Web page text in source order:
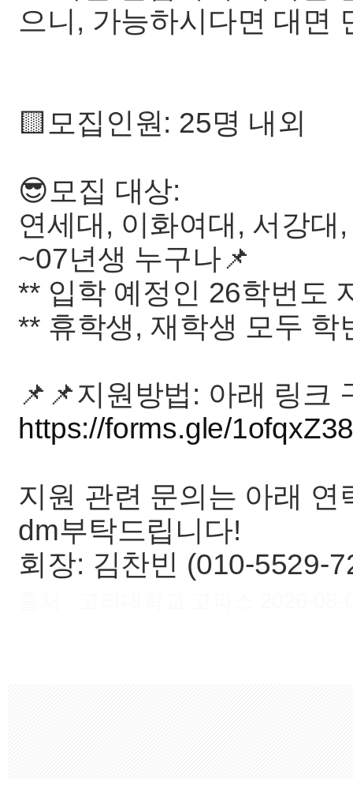
으니, 가능하시다면 대면
🟨모집인원: 25명 내외
😎모집 대상:
연세대, 이화여대, 서강
~07년생 누구나📌
** 입학 예정인 26학번도
** 휴학생, 재학생 모두
📌📌지원방법: 아래 링크
https://forms.gle/
지원 관련 문의는 아래
dm부탁드립니다!
회장: 김찬빈 (010-5529-